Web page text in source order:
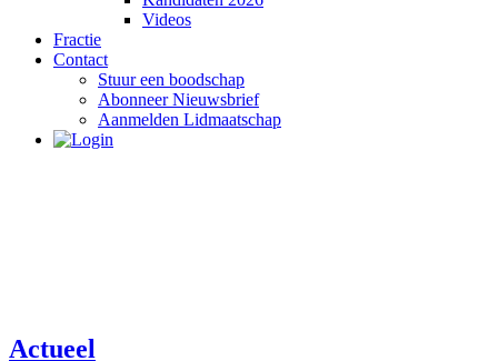
Videos
Fractie
Contact
Stuur een boodschap
Abonneer Nieuwsbrief
Aanmelden Lidmaatschap
Actueel